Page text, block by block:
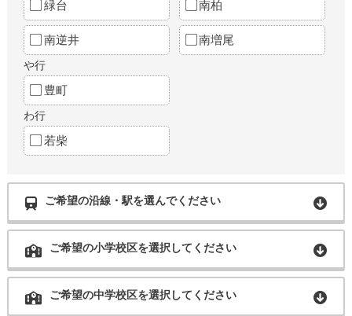
緑台 南柏
南逆井 南増尾
や行
豊町
わ行
若柴
ご希望の沿線・駅を選んでください
ご希望の小学校区を選択してください
ご希望の中学校区を選択してください